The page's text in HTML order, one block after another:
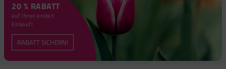
20 % RABATT
auf Ihren ersten
Einkauf!
RABATT SICHERN!